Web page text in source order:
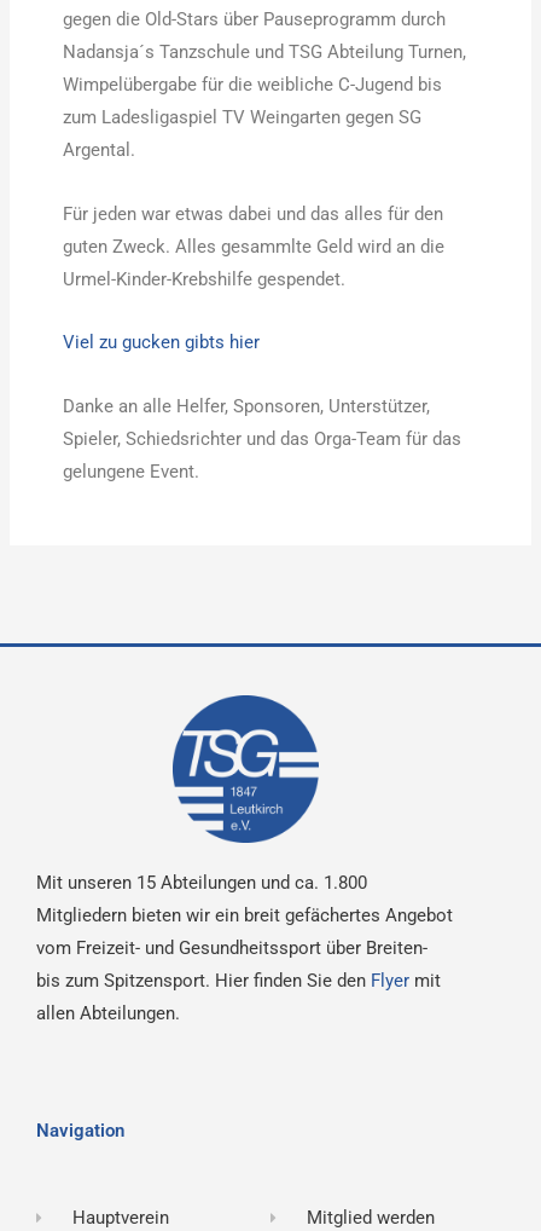
gegen die Old-Stars über Pauseprogramm durch
Nadansja´s Tanzschule und TSG Abteilung Turnen,
Wimpelübergabe für die weibliche C-Jugend bis
zum Ladesligaspiel TV Weingarten gegen SG
Argental.
Für jeden war etwas dabei und das alles für den
guten Zweck. Alles gesammlte Geld wird an die
Urmel-Kinder-Krebshilfe gespendet.
Viel zu gucken gibts hier
Danke an alle Helfer, Sponsoren, Unterstützer,
Spieler, Schiedsrichter und das Orga-Team für das
gelungene Event.
Mit unseren 15 Abteilungen und ca. 1.800
Mitgliedern bieten wir ein breit gefächertes Angebot
vom Freizeit- und Gesundheitssport über Breiten-
bis zum Spitzensport. Hier finden Sie den Flyer mit
allen Abteilungen.
Navigation
Hauptverein Mitglied werden